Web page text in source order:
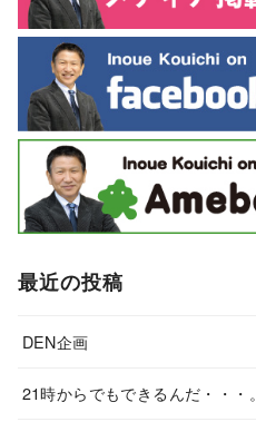
最近の投稿
DEN企画
21時からでもできるんだ・・・。